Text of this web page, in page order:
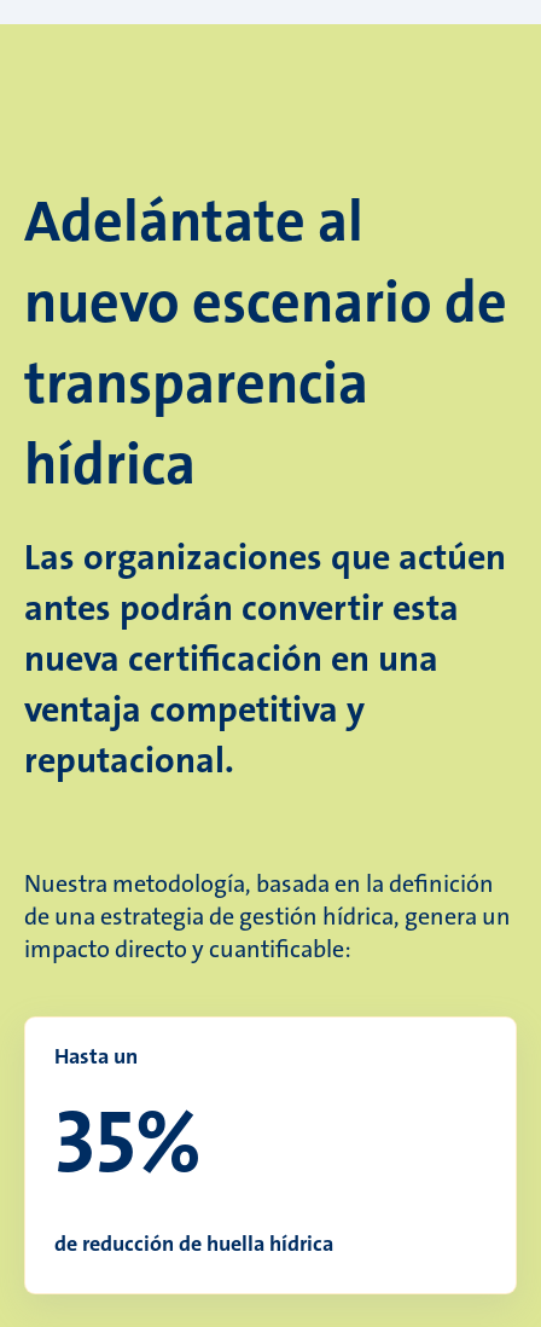
Adelántate al
nuevo escenario de
transparencia
hídrica
Las organizaciones que actúen
antes podrán convertir esta
nueva certificación en una
ventaja competitiva y
reputacional.
Nuestra metodología, basada en la definición
de una estrategia de gestión hídrica, genera un
impacto directo y cuantificable:
Hasta un
35%
de reducción de huella hídrica